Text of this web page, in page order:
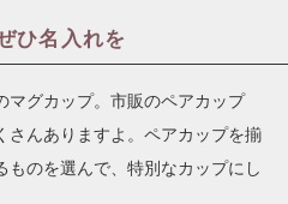
ひ名入れを
マグカップ。市販のペアカップ
さんありますよ。ペアカップを揃
ものを選んで、特別なカップにし